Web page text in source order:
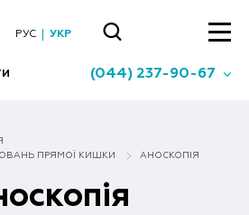
РУС УКР
(044) 237-90-67
ПРЯМОЇ КИШКИ
АНОСКОПІЯ